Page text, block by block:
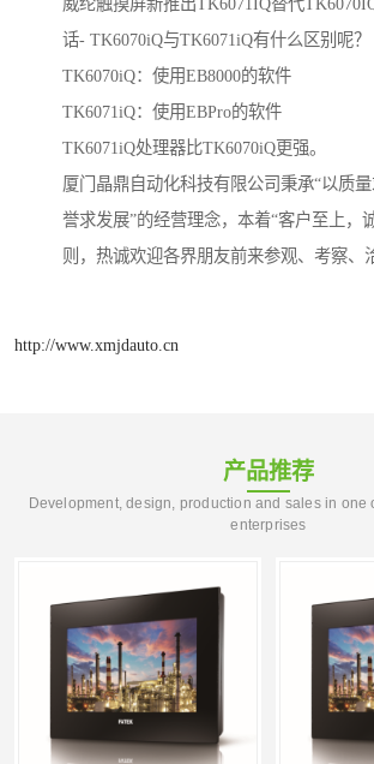
话- TK6070iQ与TK6071iQ有什么区别呢？
TK6070iQ：使用EB8000的软件
TK6071iQ：使用EBPro的软件
TK6071iQ处理器比TK6070iQ更强。
厦门晶鼎自动化科技有限公司秉承“以质
誉求发展”的经营理念，本着“客户至上，
则，热诚欢迎各界朋友前来参观、考察、
http://www.xmjdauto.cn
产品推荐
Development, design, production and sales in one
enterprises